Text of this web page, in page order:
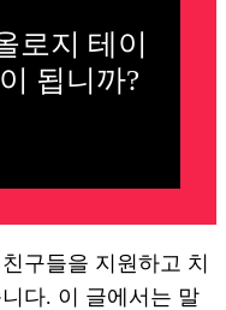
로지 테이
됩니까?
구들을 지원하고 치
다. 이 글에서는 말